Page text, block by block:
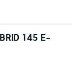
145 E-